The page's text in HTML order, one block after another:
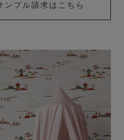
ンプル請求はこちら